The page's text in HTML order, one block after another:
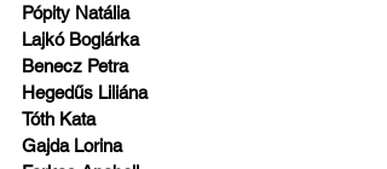
Pópity Natália
Lajkó Boglárka
Benecz Petra
Hegedűs Liliána
Tóth Kata
Gajda Lorina